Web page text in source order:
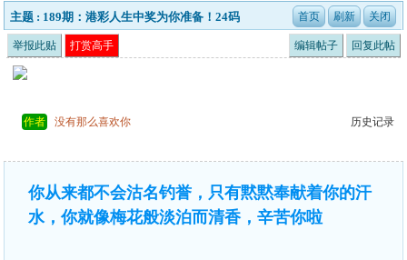
主题 : 189期：港彩人生中奖为你准备！24码
举报此贴 打赏高手 编辑帖子 回复此帖
作者 没有那么喜欢你 历史记录
你从来都不会沽名钓誉，只有黙黙奉献着你的汗
水，你就像梅花般淡泊而清香，辛苦你啦